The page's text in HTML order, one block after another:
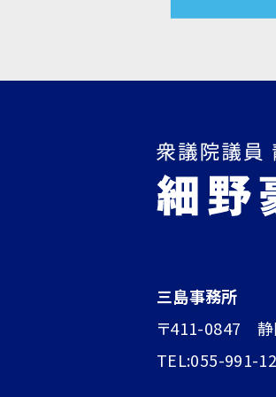
三島事務所
〒411-0847 静
TEL:055-991-